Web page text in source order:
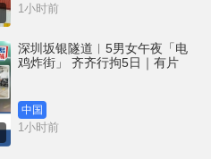
1小时前
深圳坂银隧道︱5男女午夜「电
鸡炸街」 齐齐行拘5日｜有片
中国
1小时前